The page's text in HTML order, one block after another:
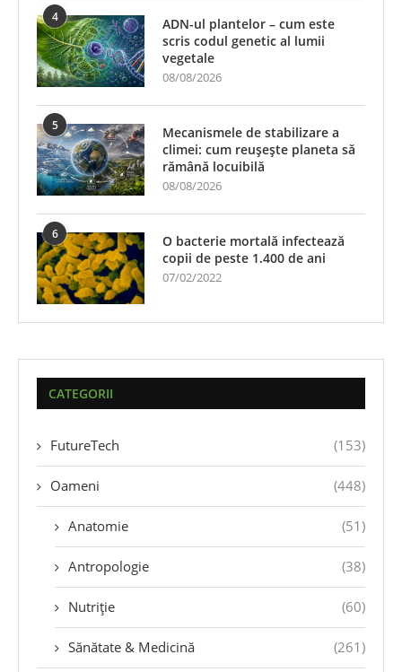
4
ADN-ul plantelor – cum este
scris codul genetic al lumii
vegetale
08/08/2026
5
Mecanismele de stabilizare a
climei: cum reușește planeta să
rămână locuibilă
08/08/2026
6
O bacterie mortală infectează
copii de peste 1.400 de ani
07/02/2022
CATEGORII
FutureTech (153)
Oameni (448)
Anatomie (51)
Antropologie (38)
Nutriție (60)
Sănătate & Medicină (261)